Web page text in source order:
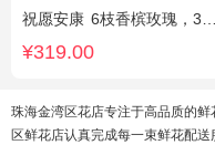
祝愿安康 6枝香槟玫瑰，3枝向日葵，2枝多头白色百合
¥319.00
珠海金湾区花店专注于高品质的
区鲜花店认真完成每一束鲜花配送